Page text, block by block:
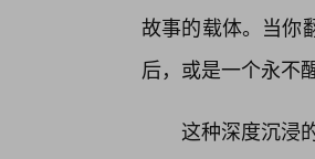
故事的载体。当你
后，或是一个永不
这种深度沉浸